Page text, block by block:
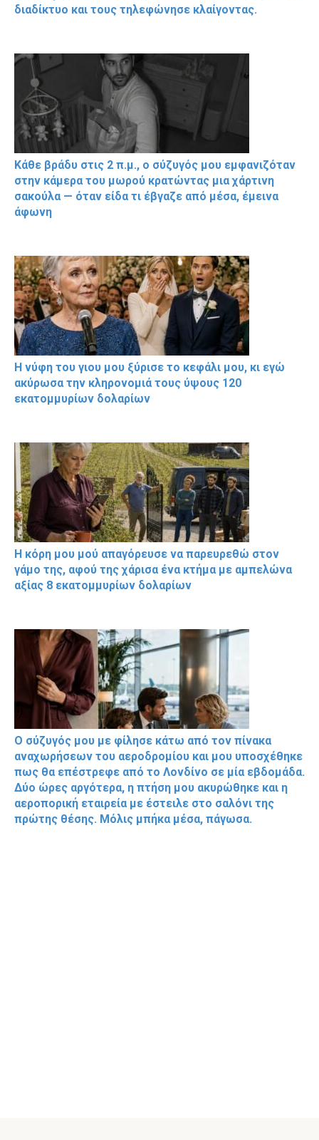
διαδίκτυο και τους τηλεφώνησε κλαίγοντας.
Κάθε βράδυ στις 2 π.μ., ο σύζυγός μου εμφανιζόταν
στην κάμερα του μωρού κρατώντας μια χάρτινη
σακούλα — όταν είδα τι έβγαζε από μέσα, έμεινα
άφωνη
Η νύφη του γιου μου ξύρισε το κεφάλι μου, κι εγώ
ακύρωσα την κληρονομιά τους ύψους 120
εκατομμυρίων δολαρίων
Η κόρη μου μού απαγόρευσε να παρευρεθώ στον
γάμο της, αφού της χάρισα ένα κτήμα με αμπελώνα
αξίας 8 εκατομμυρίων δολαρίων
Ο σύζυγός μου με φίλησε κάτω από τον πίνακα
αναχωρήσεων του αεροδρομίου και μου υποσχέθηκε
πως θα επέστρεφε από το Λονδίνο σε μία εβδομάδα.
Δύο ώρες αργότερα, η πτήση μου ακυρώθηκε και η
αεροπορική εταιρεία με έστειλε στο σαλόνι της
πρώτης θέσης. Μόλις μπήκα μέσα, πάγωσα.